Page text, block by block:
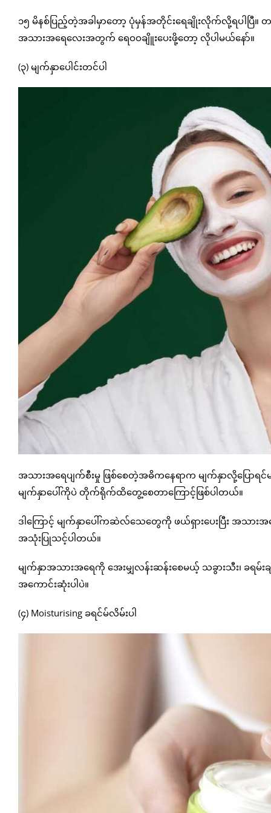
၁၅ မိနစ်ပြည့်တဲ့အခါမှာတော့ ပုံမှန်အတိုင်းရေချိုးလိုက်လို့ရပါ
အသားအရေလေးအတွက် ရေဝဝချိူးပေးဖို့တော့ လိုပါမယ်နော်။
(၃) မျက်နှာပေါင်းတင်ပါ
အသားအရေပျက်စီးမှု ဖြစ်စေတဲ့အဓိကနေရာက မျက်နှာလို့ပြော
မျက်နှာပေါ်ကိုပဲ တိုက်ရိုက်ထိတွေ့စေတာကြောင့်ဖြစ်ပါတယ်။
ဒါကြောင့် မျက်နှာပေါ်ကဆဲလ်သေတွေကို ဖယ်ရှားပေးပြီး အသာ
အသုံးပြုသင့်ပါတယ်။
မျက်နှာအသားအရေကို အေးမျှလန်းဆန်းစေမယ့် သခွားသီး၊ ခရမ်း
အကောင်းဆုံးပါပဲ။
(၄) Moisturising ခရင်မ်လိမ်းပါ